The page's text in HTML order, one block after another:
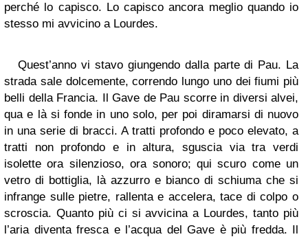
perché lo capisco. Lo capisco ancora meglio quando io
stesso mi avvicino a Lourdes.
Quest’anno vi stavo giungendo dalla parte di Pau. La
strada sale dolcemente, correndo lungo uno dei fiumi più
belli della Francia. Il Gave de Pau scorre in diversi alvei,
qua e là si fonde in uno solo, per poi diramarsi di nuovo
in una serie di bracci. A tratti profondo e poco elevato, a
tratti non profondo e in altura, sguscia via tra verdi
isolette ora silenzioso, ora sonoro; qui scuro come un
vetro di bottiglia, là azzurro e bianco di schiuma che si
infrange sulle pietre, rallenta e accelera, tace di colpo o
scroscia. Quanto più ci si avvicina a Lourdes, tanto più
l’aria diventa fresca e l’acqua del Gave è più fredda. Il